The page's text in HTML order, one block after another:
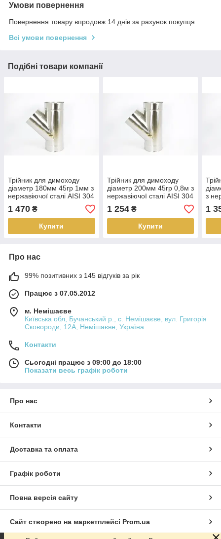
Умови повернення
Повернення товару впродовж 14 днів за рахунок покупця
Всі умови повернення
Подібні товари компанії
Трійник для димоходу
діаметр 180мм 45гр 1мм з
нержавіючої сталі AISI 304
1 470 ₴
Купити
Трійник для димоходу
діаметр 200мм 45гр 0,8м з
нержавіючої сталі AISI 304
1 254₴
Купити
з
304
1
Про нас
99% позитивних з 145 відгуків за рік
Працює з 07.05.2012
м. Немішаєве
Київська обл, Бучанський р., с. Немішаєве, вул. Григорія
Сковороди, 12А, Немішаєве, Україна
Контакти
Сьогодні працює з 09:00 до 18:00
Показати весь графік роботи
Про нас
Контакти
Доставка та оплата
Графік роботи
Повна версія сайту
Сайт створено на маркетплейсі Prom.ua